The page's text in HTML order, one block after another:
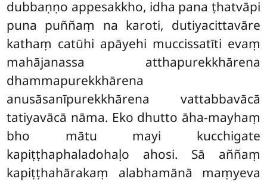
dubbaṇṇo appesakkho, idha pana ṭhatvāpi
puna puññaṃ na karoti, dutiyacittavāre
kathaṃ catūhi apāyehi muccissatīti evaṃ
mahājanassa atthapurekkhārena
dhammapurekkhārena
anusāsanīpurekkhārena vattabbavācā
tatiyavācā nāma. Eko dhutto āha-mayhaṃ
bho mātu mayi kucchigate
kapiṭṭhaphaladohaḷo ahosi. Sā aññaṃ
kapiṭṭhahārakaṃ alabhamānā maṃyeva